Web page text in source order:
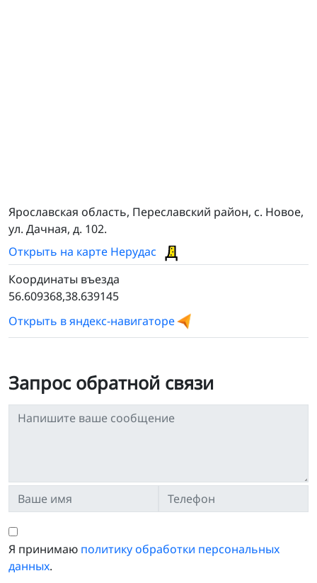
Ярославская область, Переславский район, с. Новое,
ул. Дачная, д. 102.
Открыть на карте Нерудас
Координаты въезда
56.609368,38.639145
Открыть в яндекс-навигаторе
Запрос обратной связи
Я принимаю политику обработки персональных
данных.